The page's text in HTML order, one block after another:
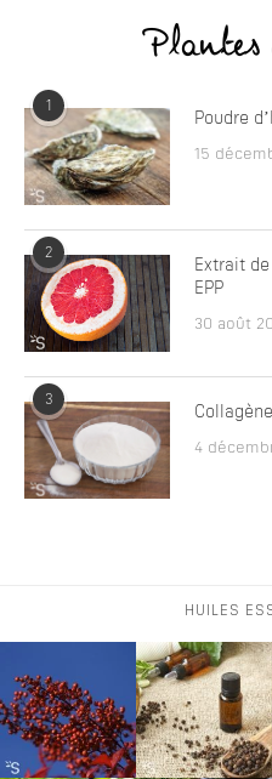
1
Poudre
15
2
Extrait
EPP
30 août
3
4
HUILES